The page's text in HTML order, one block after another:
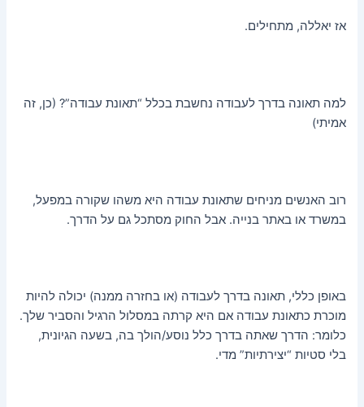
אז יאללה, מתחילים.
למה תאונה בדרך לעבודה נחשבת בכלל “תאונת עבודה”? (כן, זה
אמיתי)
רוב האנשים מניחים שתאונת עבודה היא משהו שקורה במפעל,
במשרד או באתר בנייה. אבל החוק מסתכל גם על הדרך.
באופן כללי, תאונה בדרך לעבודה (או בחזרה ממנה) יכולה להיות
מוכרת כתאונת עבודה אם היא קרתה במסלול הרגיל והסביר שלך.
כלומר: הדרך שאתה בדרך כלל נוסע/הולך בה, בשעה הגיונית,
בלי סטיות “יצירתיות” מדי.